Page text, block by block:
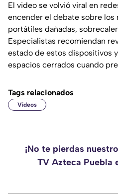
El video se volvió viral en
encender el debate sobre
portátiles dañadas,
Especialistas recomiendan
estado de estos dispositivos
espacios cerrados cuando
Tags relacionados
Videos
¡No te pierdas
TV Azteca Puebla